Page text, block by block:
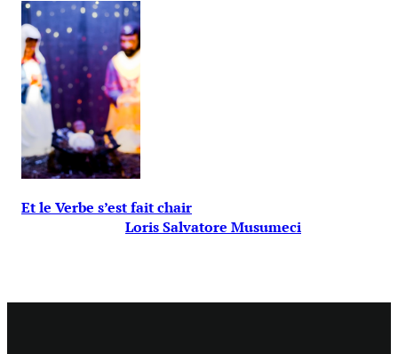
Et le Verbe s’est fait chair
Loris Salvatore Musumeci